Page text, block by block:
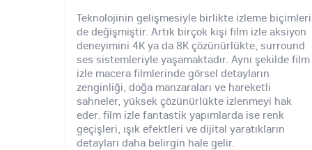
Teknolojinin gelişmesiyle birlikte izleme biçimleri
de değişmiştir. Artık birçok kişi film izle aksiyon
deneyimini 4K ya da 8K çözünürlükte, surround
ses sistemleriyle yaşamaktadır. Aynı şekilde film
izle macera filmlerinde görsel detayların
zenginliği, doğa manzaraları ve hareketli
sahneler, yüksek çözünürlükte izlenmeyi hak
eder. film izle fantastik yapımlarda ise renk
geçişleri, ışık efektleri ve dijital yaratıkların
detayları daha belirgin hale gelir.